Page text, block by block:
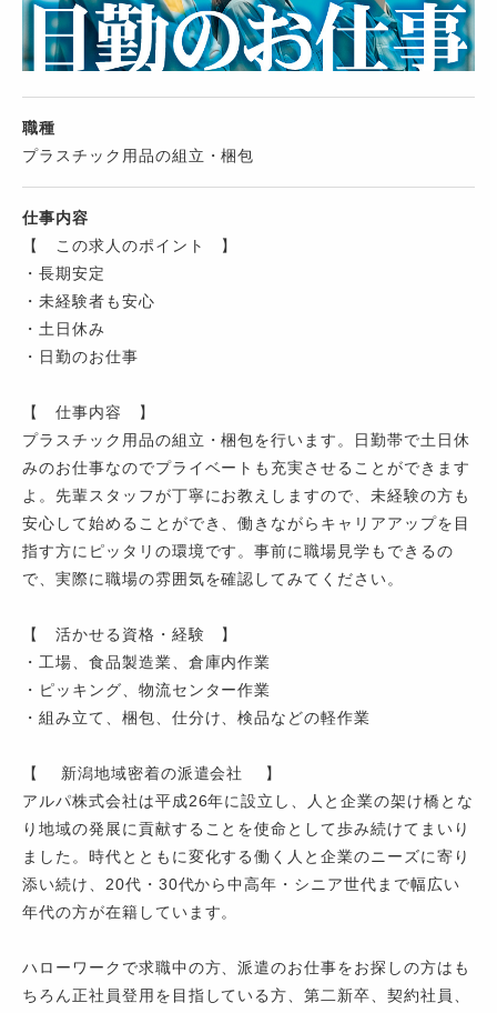
職種
プラスチック用品の組立・梱包
仕事内容
【 この求人のポイント 】
・長期安定
・未経験者も安心
・土日休み
・日勤のお仕事
【 仕事内容 】
プラスチック用品の組立・梱包を行います。日勤帯で土日休
みのお仕事なのでプライベートも充実させることができます
よ。先輩スタッフが丁寧にお教えしますので、未経験の方も
安心して始めることができ、働きながらキャリアアップを目
指す方にピッタリの環境です。事前に職場見学もできるの
で、実際に職場の雰囲気を確認してみてください。
【 活かせる資格・経験 】
・工場、食品製造業、倉庫内作業
・ピッキング、物流センター作業
・組み立て、梱包、仕分け、検品などの軽作業
【 新潟地域密着の派遣会社 】
アルパ株式会社は平成26年に設立し、人と企業の架け橋とな
り地域の発展に貢献することを使命として歩み続けてまいり
ました。時代とともに変化する働く人と企業のニーズに寄り
添い続け、20代・30代から中高年・シニア世代まで幅広い
年代の方が在籍しています。
ハローワークで求職中の方、派遣のお仕事をお探しの方はも
ちろん正社員登用を目指している方、第二新卒、契約社員、